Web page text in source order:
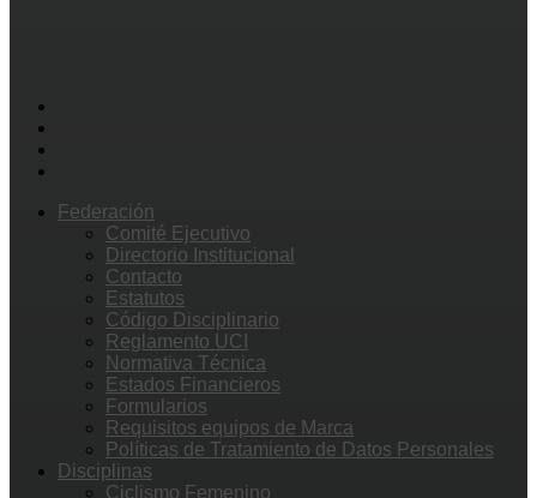
Federación
Comité Ejecutivo
Directorio Institucional
Contacto
Estatutos
Código Disciplinario
Reglamento UCI
Normativa Técnica
Estados Financieros
Formularios
Requisitos equipos de Marca
Políticas de Tratamiento de Datos Personales
Disciplinas
Ciclismo Femenino